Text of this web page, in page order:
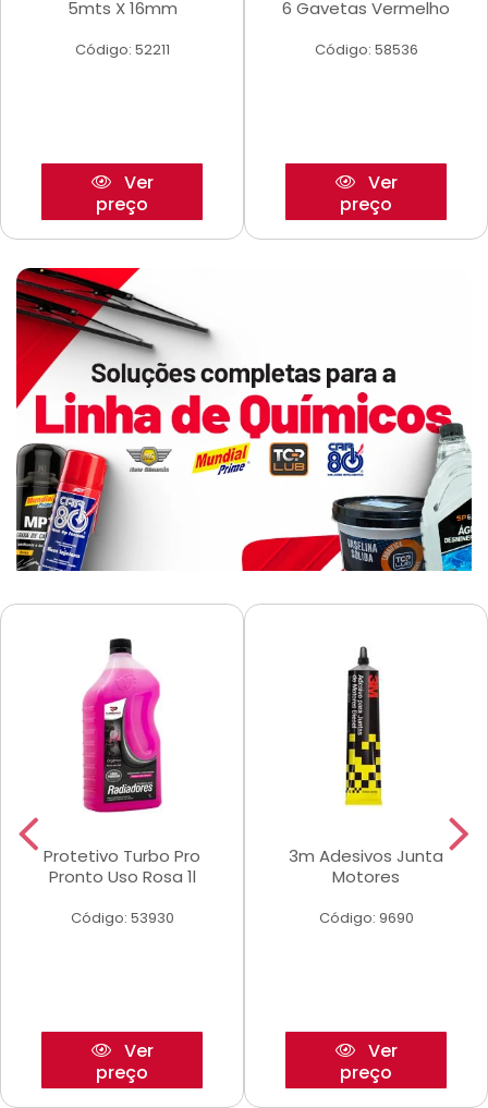
5mts X 16mm
Código: 52211
Ver
preço
6 Gavetas Vermelho
Código: 58536
Ver
preço
Protetivo Turbo Pro
Pronto Uso Rosa 1l
Código: 53930
Ver
preço
3m Adesivos Junta
Motores
Código: 9690
Ver
preço